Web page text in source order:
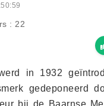
: 22
in 1932
gedeponeerd
bij de Baarnse